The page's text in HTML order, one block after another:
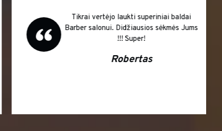
Tikrai vertėjo laukti superiniai baldai
Barber salonui. Didžiausios sėkmės Jums
!!! Super!
Robertas